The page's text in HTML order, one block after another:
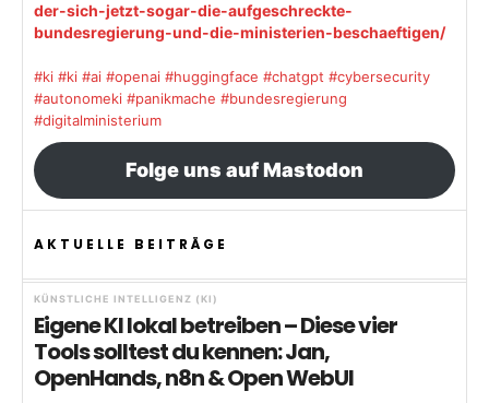
der-sich-jetzt-sogar-die-aufgeschreckte-
bundesregierung-und-die-ministerien-beschaeftigen/
#ki #ki #ai #openai #huggingface #chatgpt #cybersecurity
#autonomeki #panikmache #bundesregierung
#digitalministerium
Folge uns auf Mastodon
AKTUELLE BEITRÄGE
KÜNSTLICHE INTELLIGENZ (KI)
Eigene KI lokal betreiben – Diese vier
Tools solltest du kennen: Jan,
OpenHands, n8n & Open WebUI